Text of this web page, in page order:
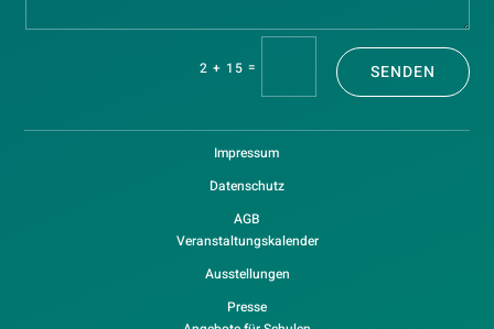
2 + 15 = SENDEN
Impressum
Datenschutz
AGB
Veranstaltungskalender
Ausstellungen
Presse